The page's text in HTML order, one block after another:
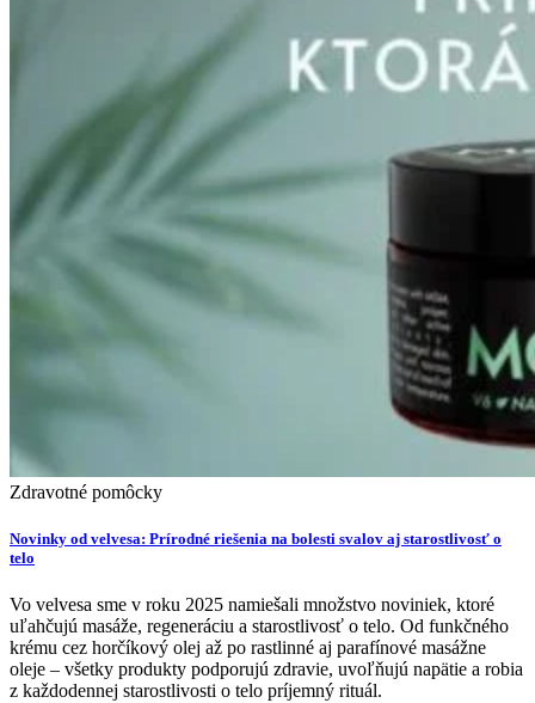
Zdravotné pomôcky
Novinky od velvesa: Prírodné riešenia na bolesti svalov aj starostlivosť o
telo
Vo velvesa sme v roku 2025 namiešali množstvo noviniek, ktoré
uľahčujú masáže, regeneráciu a starostlivosť o telo. Od funkčného
krému cez horčíkový olej až po rastlinné aj parafínové masážne
oleje – všetky produkty podporujú zdravie, uvoľňujú napätie a robia
z každodennej starostlivosti o telo príjemný rituál.